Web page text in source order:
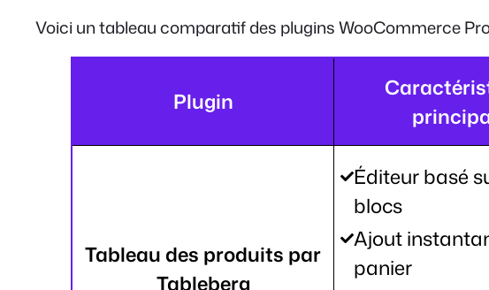
Voici un tableau comparatif des plugins WooCommerce
Plugin
Tableau des produits par
Tableberg
Éditeur basé
blocs
Ajout
panier